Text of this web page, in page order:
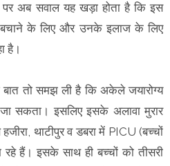
अब सवाल यह खड़ा होता है कि इस
बचाने के लिए और उनके इलाज के लिए
है।
बात तो समझ ली है कि अकेले जयारोग्य
सकता। इसलिए इसके अलावा मुरार
थाटीपुर व डबरा में PICU (बच्चों
हैं। इसके साथ ही बच्चों को तीसरी